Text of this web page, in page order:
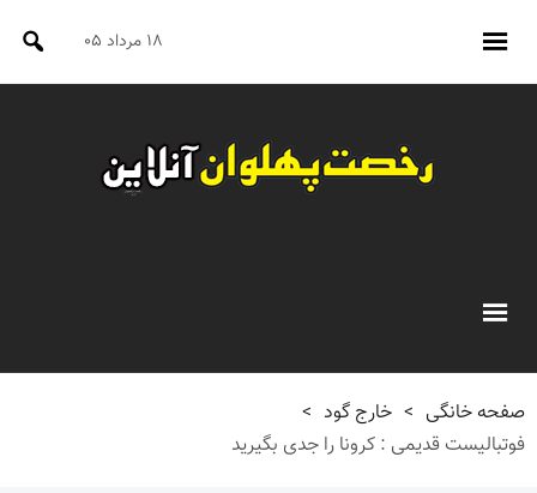
۱۸ مرداد ۰۵
صفحه خانگی > خارج گود >
فوتبالیست قدیمی : کرونا را جدی بگیرید